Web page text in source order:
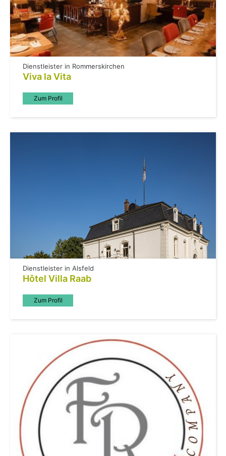
Dienstleister in Rommerskirchen
Viva la Vita
Zum Profil
Dienstleister in Alsfeld
Hôtel Villa Raab
Zum Profil